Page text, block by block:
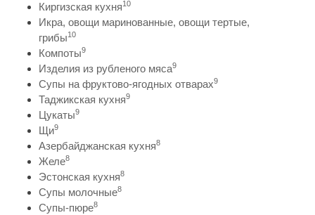
Киргизская кухня10
Икра, овощи маринованные, овощи тертые,
грибы10
Компоты9
Изделия из рубленого мяса9
Супы на фруктово-ягодных отварах9
Таджикская кухня9
Цукаты9
Щи9
Азербайджанская кухня8
Желе8
Эстонская кухня8
Супы молочные8
Супы-пюре8